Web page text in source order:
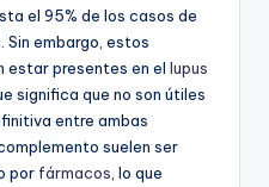
el 95% de los casos de
. Sin embargo, estos
estar presentes en el lupus
significa que no son útiles
entre ambas
suelen ser
por fármacos , lo que